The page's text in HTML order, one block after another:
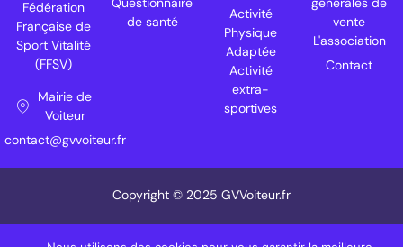
Fédération
Française de
Sport Vitalité
(FFSV)
Mairie de
Voiteur
contact@gvvoiteur.fr
de santé
Activité
Physique
Adaptée
Activité
extra-
sportives
vente
L'association
Contact
Copyright © 2025 GVVoiteur.fr